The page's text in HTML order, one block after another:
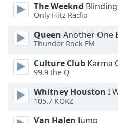
Font
Family
Reset
Done
Modal
Dialog
The Weeknd
Only Hitz Radio
Queen Another One
Thunder Rock FM
Culture Club Karma
99.9 the Q
Whitney Houston I
105.7 KOKZ
Van Halen Jump